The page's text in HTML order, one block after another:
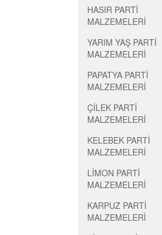
HASIR PARTİ
MALZEMELERİ
YARIM YAŞ PARTİ
MALZEMELERİ
PAPATYA PARTİ
MALZEMELERİ
ÇİLEK PARTİ
MALZEMELERİ
KELEBEK PARTİ
MALZEMELERİ
LİMON PARTİ
MALZEMELERİ
KARPUZ PARTİ
MALZEMELERİ